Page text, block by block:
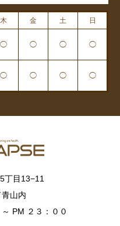
木 金 土 日
◯ ◯ ◯ ◯
◯ ◯ ◯ ◯
丁目13−11
山内
PM ２３：００